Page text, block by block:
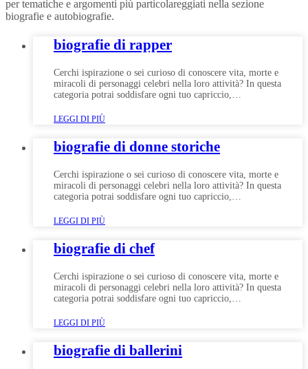
per tematiche e argomenti più particolareggiati nella sezione
biografie e autobiografie.
biografie di rapper
Cerchi ispirazione o sei curioso di conoscere vita, morte e
miracoli di personaggi celebri nella loro attività? In questa
categoria potrai soddisfare ogni tuo capriccio,…
LEGGI DI PIÙ
biografie di donne storiche
Cerchi ispirazione o sei curioso di conoscere vita, morte e
miracoli di personaggi celebri nella loro attività? In questa
categoria potrai soddisfare ogni tuo capriccio,…
LEGGI DI PIÙ
biografie di chef
Cerchi ispirazione o sei curioso di conoscere vita, morte e
miracoli di personaggi celebri nella loro attività? In questa
categoria potrai soddisfare ogni tuo capriccio,…
LEGGI DI PIÙ
biografie di ballerini